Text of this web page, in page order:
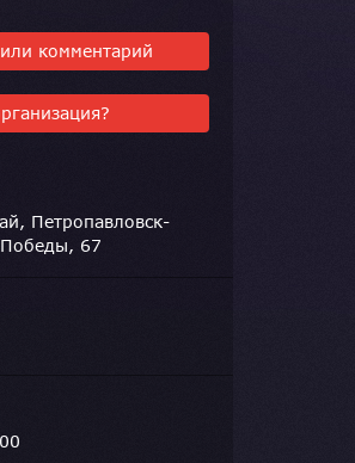
комментарий
Петропавловск-
Победы, 67